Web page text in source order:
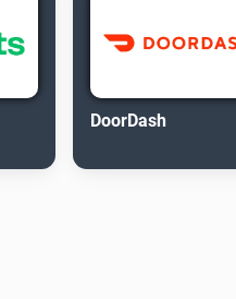
DoorDash